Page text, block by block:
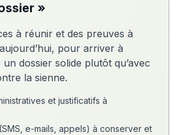
»
à réunir et des preuves à
pour arriver à
un dossier solide plutôt qu’avec
la sienne.
et justificatifs à
e-mails, appels) à conserver et